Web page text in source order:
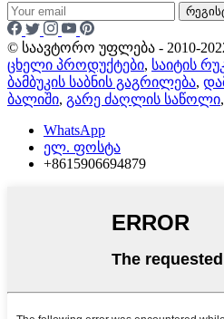
© საავტორო უფლება - 2010-
ცხელი პროდუქტები, საიტის
ბამბუკის საბნის გაგრილება,
ბალიში, გარე ძაღლის საწოლი,
WhatsApp
ელ. ფოსტა
+8615906694879